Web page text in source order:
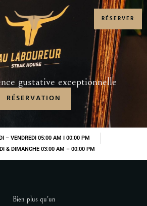
RÉSERVER
gustative exceptionnelle
RÉSERVATION
– VENDREDI 05:00 AM I 00:00 PM
& DIMANCHE 03:00 AM – 00:00 PM
Bien plus qu'un